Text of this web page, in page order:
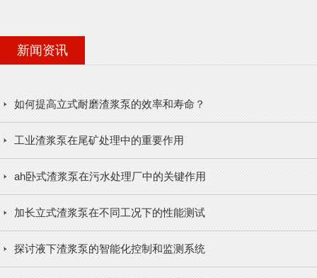
新闻资讯
如何提高立式耐磨渣浆泵的效率和寿命？
工业渣浆泵在尾矿处理中的重要作用
ah卧式渣浆泵在污水处理厂中的关键作用
加长立式渣浆泵在不同工况下的性能测试
探讨液下渣浆泵的智能化控制和监测系统